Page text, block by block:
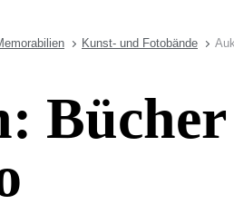
Kunst- und Fotobände